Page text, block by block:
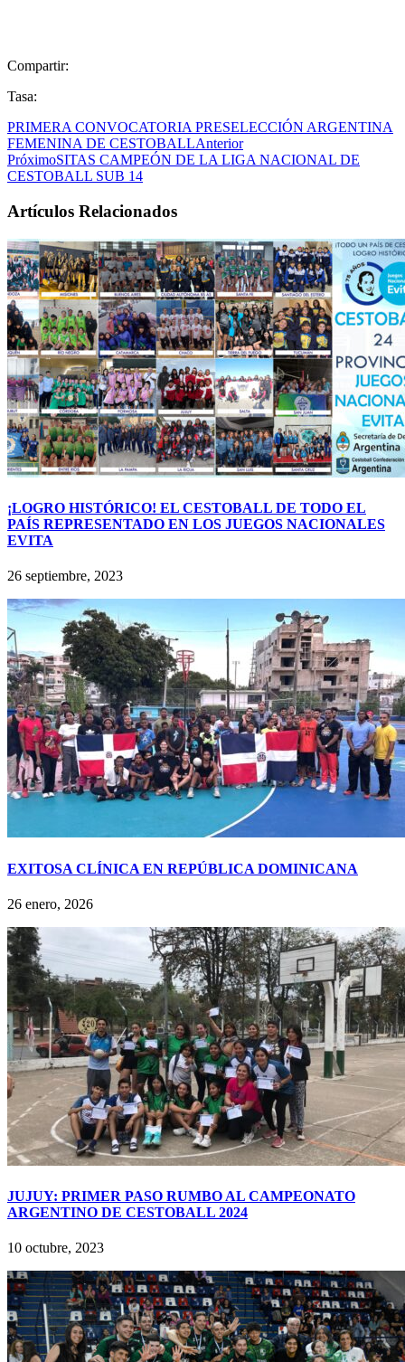
Compartir:
Tasa:
PRIMERA CONVOCATORIA PRESELECCIÓN ARGENTINA
FEMENINA DE CESTOBALLAnterior
PróximoSITAS CAMPEÓN DE LA LIGA NACIONAL DE
CESTOBALL SUB 14
Artículos Relacionados
¡LOGRO HISTÓRICO! EL CESTOBALL DE TODO EL
PAÍS REPRESENTADO EN LOS JUEGOS NACIONALES
EVITA
26 septiembre, 2023
EXITOSA CLÍNICA EN REPÚBLICA DOMINICANA
26 enero, 2026
JUJUY: PRIMER PASO RUMBO AL CAMPEONATO
ARGENTINO DE CESTOBALL 2024
10 octubre, 2023